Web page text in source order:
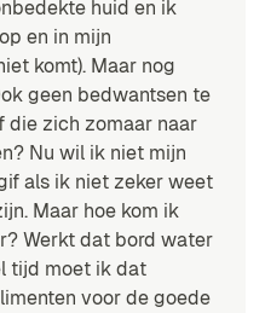
huid en ik
en in mijn
komt). Maar nog
geen bedwantsen te
die zich zomaar naar
Nu wil ik niet mijn
als ik niet zeker weet
Maar hoe kom ik
Werkt dat bord water
tijd moet ik dat
voor de goede